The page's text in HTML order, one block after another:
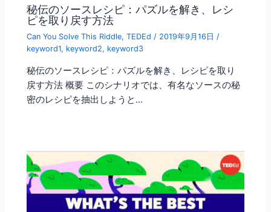
秘伝のソースレシピ：パズルを解き、レシ
ピを取り戻す方法
Can You Solve This Riddle,TEDEd / 2019年9月16日 /
keyword1, keyword2, keyword3
秘伝のソースレシピ：パズルを解き、レシピを取り
戻す方法 概要 このシナリオでは、有名なソースの秘
密のレシピを抽出しようと…